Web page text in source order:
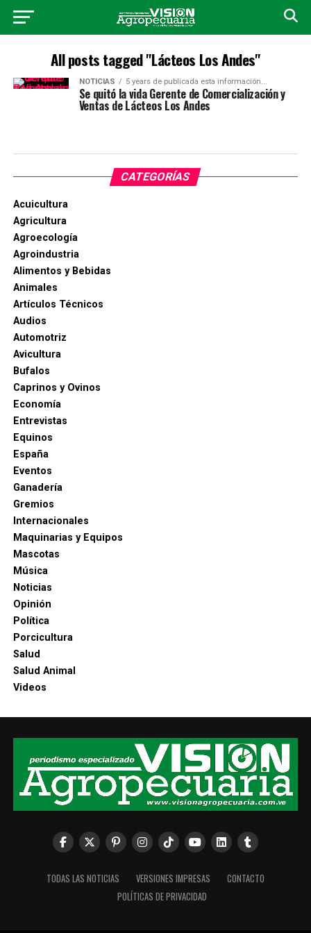
All posts tagged "Lácteos Los Andes"
NOTICIAS 5 years de publicada esta información...
Se quitó la vida Gerente de Comercialización y
Ventas de Lácteos Los Andes
CATEGORÍAS
Acuicultura
Agricultura
Agroecología
Agroindustria
Alimentos y Bebidas
Animales
Artículos Técnicos
Audios
Automotriz
Avicultura
Bufalos
Caprinos y Ovinos
Economía
Entrevistas
Equinos
España
Eventos
Ganadería
Gremios
Internacionales
Maquinarias y Equipos
Mascotas
Música
Noticias
Opinión
Política
Porcicultura
Salud
Salud Animal
Videos
TODAS LAS NOTICIAS VERSIONES IMPRESAS
CONTACTO
POLÍTICAS DE PRIVACIDAD